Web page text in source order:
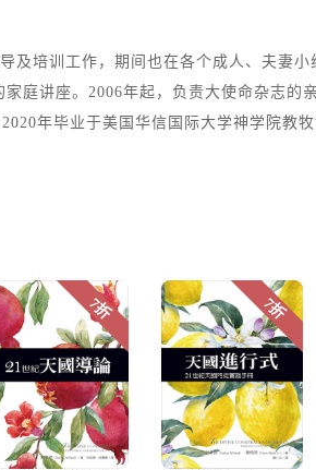
及培训工作，期间也在各个成人、夫妻小
庭讲座。2006年起，负责大使命杂志的
年毕业于美国华信国际大学神学院教